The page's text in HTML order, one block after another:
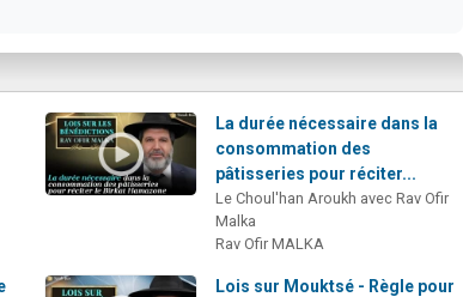
La durée nécessaire dans la
consommation des
pâtisseries pour réciter...
Le Choul'han Aroukh avec Rav Ofir
Malka
Rav Ofir MALKA
Lois sur Mouktsé - Règle pour